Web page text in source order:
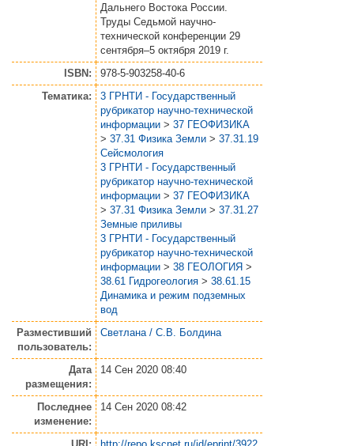
Дальнего Востока России.
Труды Седьмой научно-
технической конференции 29
сентября–5 октября 2019 г.
ISBN:
978-5-903258-40-6
Тематика:
3 ГРНТИ - Государственный
рубрикатор научно-технической
информации > 37 ГЕОФИЗИКА
> 37.31 Физика Земли > 37.31.19
Сейсмология
3 ГРНТИ - Государственный
рубрикатор научно-технической
информации > 37 ГЕОФИЗИКА
> 37.31 Физика Земли > 37.31.27
Земные приливы
3 ГРНТИ - Государственный
рубрикатор научно-технической
информации > 38 ГЕОЛОГИЯ >
38.61 Гидрогеология > 38.61.15
Динамика и режим подземных
вод
Разместивший
пользователь:
Светлана / С.В. Болдина
Дата
размещения:
14 Сен 2020 08:40
Последнее
изменение:
14 Сен 2020 08:42
URI: http://repo.kscnet.ru/id/eprint/3922